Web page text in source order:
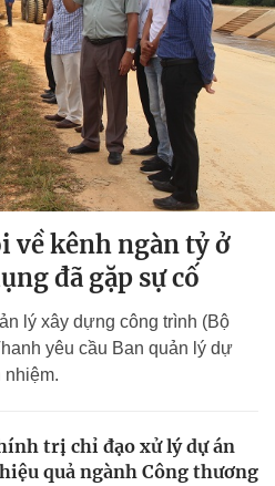
về kênh ngàn tỷ ở
đã gặp sự cố
lý xây dựng công trình (Bộ
yêu cầu Ban quản lý dự
nhiệm.
trị chỉ đạo xử lý dự án
quả ngành Công thương